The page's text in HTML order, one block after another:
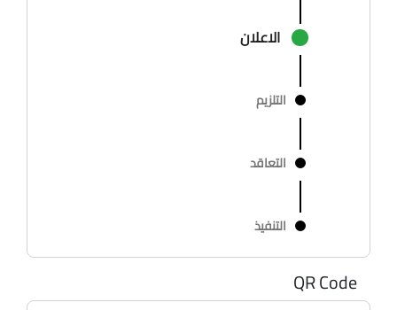
الاعلان
التلزيم
التعاقد
التنفيذ
QR Code